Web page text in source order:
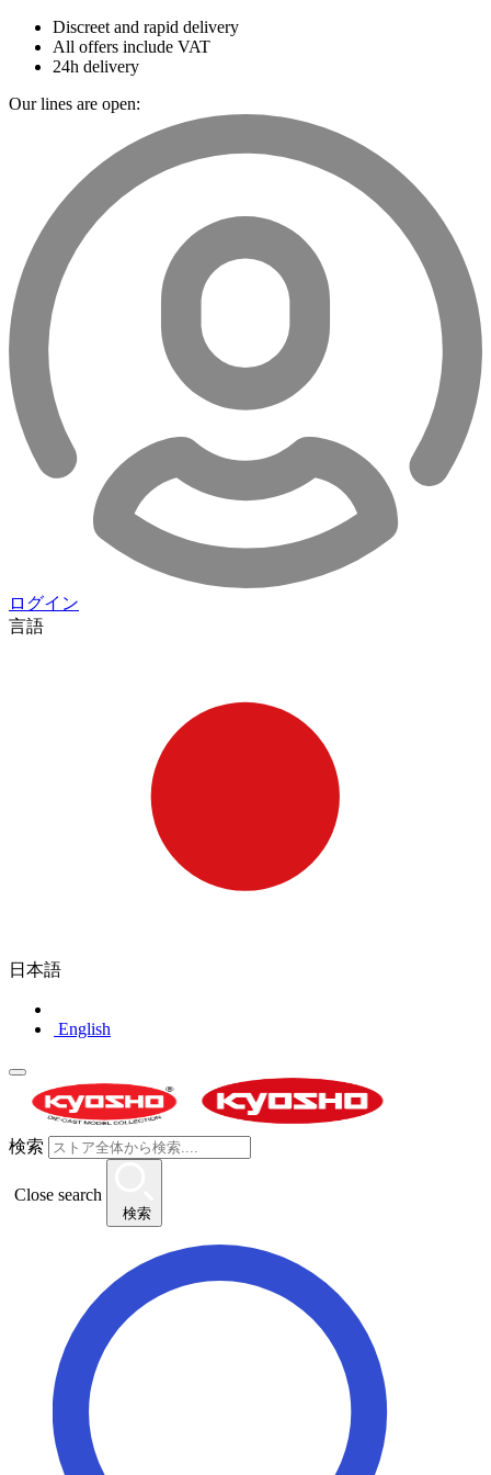
Discreet and rapid delivery
All offers include VAT
24h delivery
Our lines are open:
ログイン
言語
日本語
English
検索
Close search
検索